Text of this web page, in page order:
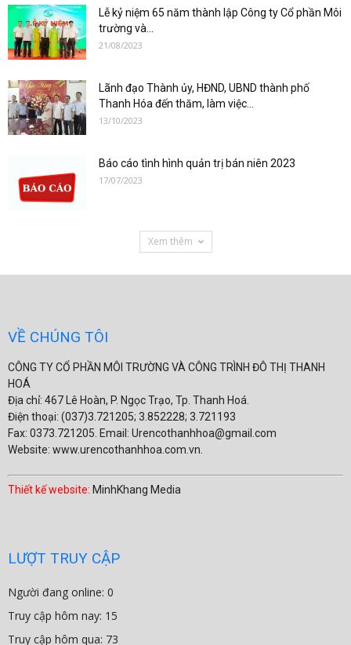
Lễ kỷ niệm 65 năm thành lập Công ty Cổ phần Môi
trường và...
21/08/2023
Lãnh đạo Thành ủy, HĐND, UBND thành phố
Thanh Hóa đến thăm, làm việc...
13/10/2023
Báo cáo tình hình quản trị bán niên 2023
17/07/2023
Xem thêm
VỀ CHÚNG TÔI
CÔNG TY CỔ PHẦN MÔI TRƯỜNG VÀ CÔNG TRÌNH ĐÔ THỊ THANH
HOÁ
Địa chỉ: 467 Lê Hoàn, P. Ngọc Trạo, Tp. Thanh Hoá.
Điện thoại: (037)3.721205; 3.852228; 3.721193
Fax: 0373.721205. Email: Urencothanhhoa@gmail.com
Website: www.urencothanhhoa.com.vn.
Thiết kế website: MinhKhang Media
LƯỢT TRUY CẬP
Người đang online: 0
Truy cập hôm nay: 15
Truy cập hôm qua: 73